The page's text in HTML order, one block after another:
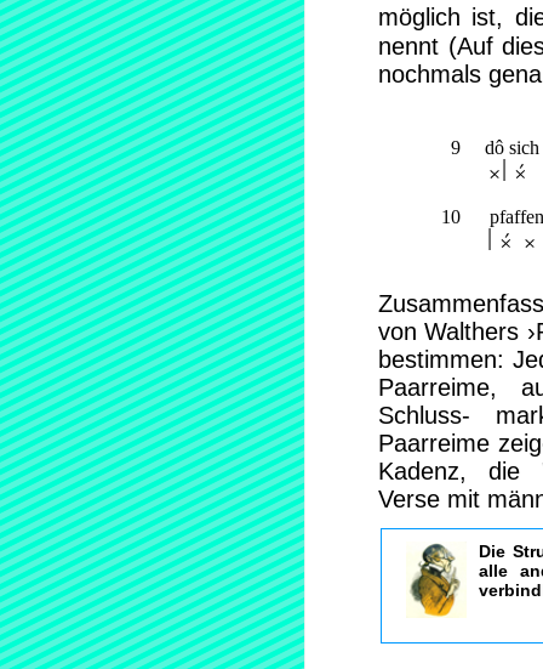
möglich ist,
nennt (Auf
nochmals
9     dô
r° t
10
° t
von Walthers
bestimmen:
Paarreime,
Schluss-
Paarreime
Kadenz, die
Verse mit
Die
alle